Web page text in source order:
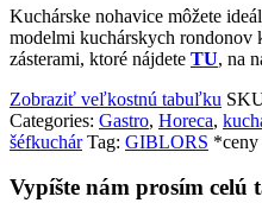
Kuchárske nohavice môžete
modelmi kuchárskych rondonov
zásterami, ktoré nájdete TU, na
Zobraziť veľkostnú tabuľku
Categories: Gastro, Horeca,
šéfkuchár Tag: GIBLORS
Vypíšte nám prosím celú